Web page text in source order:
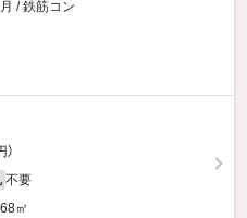
/ 鉄筋コン
不要
㎡